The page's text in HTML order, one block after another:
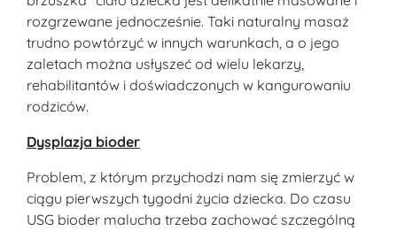
rozgrzewane jednocześnie. Taki naturalny masaż
trudno powtórzyć w innych warunkach, a o jego
zaletach można usłyszeć od wielu lekarzy,
rehabilitantów i doświadczonych w kangurowaniu
rodziców.
Dysplazja bioder
Problem, z którym przychodzi nam się zmierzyć w
ciągu pierwszych tygodni życia dziecka. Do czasu
USG bioder malucha trzeba zachować szczególną